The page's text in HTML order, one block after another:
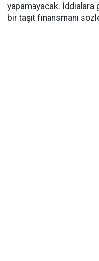
yapamayacak. İddialara
bir taşıt finansmanı